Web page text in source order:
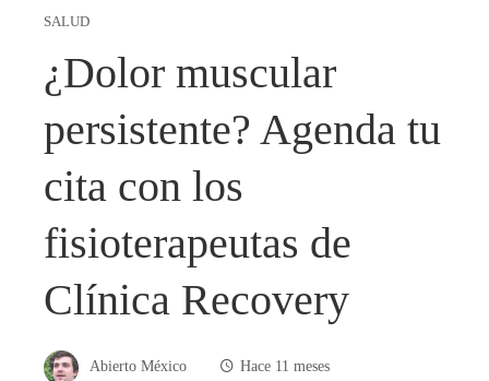
SALUD
¿Dolor muscular
persistente? Agenda tu
cita con los
fisioterapeutas de
Clínica Recovery
Abierto México Hace 11 meses